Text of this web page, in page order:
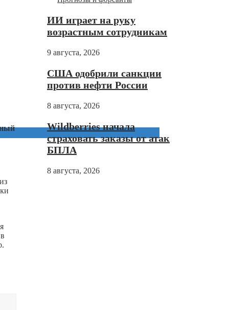
ИИ играет на руку
возрастным сотрудникам
9 августа, 2026
США одобрили санкции
против нефти России
8 августа, 2026
Wildberries начала
страховать заказы от атак
БПЛА
8 августа, 2026